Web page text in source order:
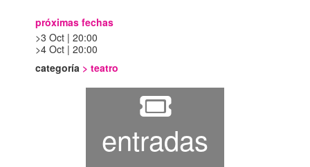
categoría >teatro
entradas
próximas fechas
3 Oct | 20:00
4 Oct | 20:00